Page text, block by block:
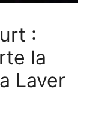
:
la
Laver